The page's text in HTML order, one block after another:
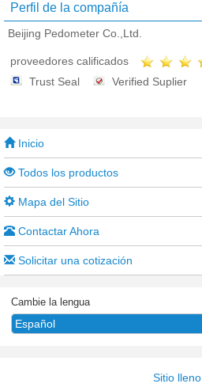
Perfil de la compañía
Beijing Pedometer Co.,Ltd.
proveedores calificados
Trust Seal
Verified Suplier
Inicio
Todos los productos
Mapa del Sitio
Contactar Ahora
Solicitar una cotización
Cambie la lengua
Sitio lleno